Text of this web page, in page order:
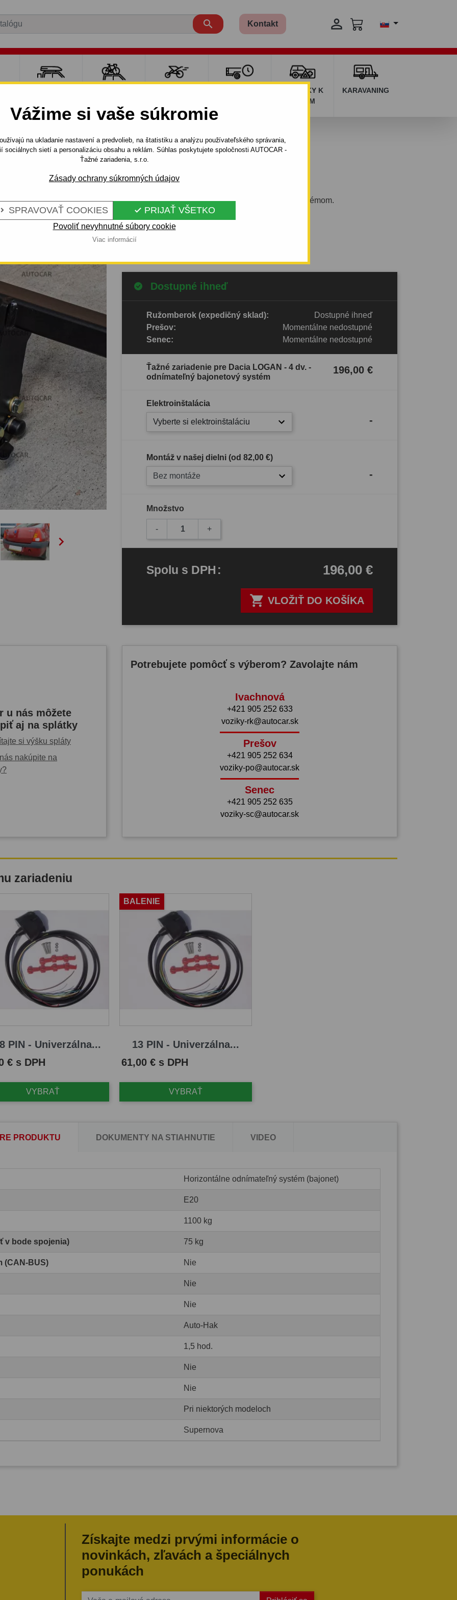
Vážime si vaše súkromie
na ukladanie nastavení a predvolieb, na štatistiku a analýzu používateľského správania,
sociálnych sietí a personalizáciu obsahu a reklám. Súhlas poskytujete spoločnosti AUTOCAR -
Ťažné zariadenia, s.r.o.
Zásady ochrany súkromných údajov
SPRAVOVAŤ COOKIES  PRIJAŤ VŠETKO
Povoliť nevyhnutné súbory cookie
Viac informácií
 Kontakt 
DOPLNKY K
AUTÁM
KARAVANING
bajonetový systém
DACIA

Kód: G 47 Au
Ťažné zariadenie s odnímateľným bajonetovým systémom.
Dacia Logan, 4 dv. 09.2004 - 12.2012
Celý popis produktu
Dostupné ihneď
Ružomberok (expedičný sklad):
Dostupné ihneď
Prešov:
Momentálne nedostupné
Senec:
Momentálne nedostupné
Ťažné zariadenie pre Dacia LOGAN - 4 dv. -
odnímateľný bajonetový systém
196,00 €
Elektroinštalácia
Vyberte si elektroinštaláciu -
Montáž v našej dielni (od 82,00 €)
Bez montáže -
Množstvo
- +
 VLOŽIŤ DO KOŠÍKA
Spolu s DPH: 196,00 €
u nás môžete
aj na splátky
si výšku spláty
nakúpite na
Potrebujete pomôcť s výberom? Zavolajte nám
Ivachnová
+421 905 252 633
voziky-rk@autocar.sk
Prešov
+421 905 252 634
voziky-po@autocar.sk
Senec
+421 905 252 635
voziky-sc@autocar.sk
zariadeniu
PIN - Univerzálna...
€ s DPH
VYBRAŤ
13 PIN - Univerzálna...
Cena
61,00 € s DPH
VYBRAŤ
BALENIE
PRODUKTU DOKUMENTY NA STIAHNUTIE VIDEO
Horizontálne odnímateľný systém (bajonet)
E20
1100 kg
v bode spojenia) 75 kg
(CAN-BUS) Nie
Nie
Nie
Auto-Hak
1,5 hod.
Nie
Nie
Pri niektorých modeloch
Supernova
Získajte medzi prvými informácie o
novinkách, zľavách a špeciálnych
ponukách